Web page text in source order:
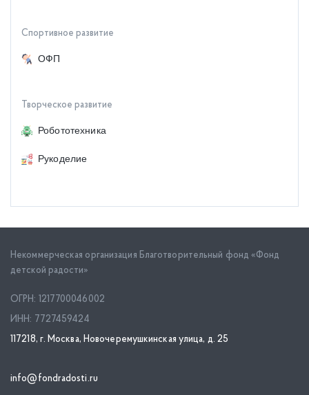
Спортивное развитие
ОФП
Творческое развитие
Робототехника
Рукоделие
Некоммерческая организация Благотворительный фонд «Фонд
детской радости»
ОГРН: 1217700046002
ИНН: 7727459424
117218, г. Москва, Новочеремушкинская улица, д. 25
info@fondradosti.ru